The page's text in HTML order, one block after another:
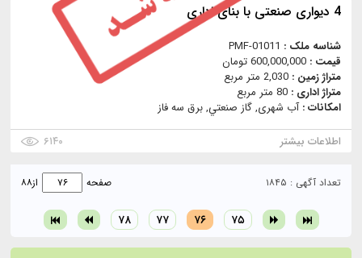
4 دیواری صنعتی با بنای اداری
شناسه ملک : PMF-01011
قیمت : 600,000,000 تومان
متراژ زمین : 2,030 متر مربع
متراژ اداری : 80 متر مربع
امکانات :آب شهری, گاز صنعتي, برق سه فاز
اطلاعات بیشتر
۶۱۴۰
تعداد آگهی : ۱۸۴۵
۷۵ ۷۶ ۷۷ ۷۸
صفحه از۸۸